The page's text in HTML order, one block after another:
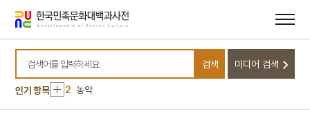
바로가기
바로가기
검색어를 입력하세요
검색 미디어 검색
인기 항목
10 마령
1 금성대군
2 농악
3 판소리